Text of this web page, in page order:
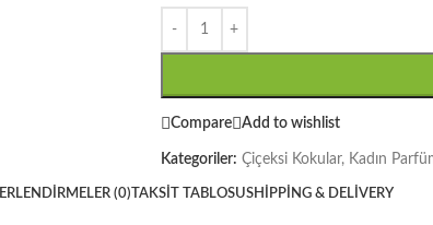
Compare Add to wishlist
Kategoriler: Çiçeksi Kokular, Kadın
(0) TAKSIT TABLOSUSHIPPING & DELIVERY